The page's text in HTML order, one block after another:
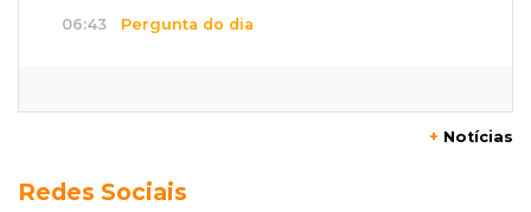
06:43 Pergunta do dia
MP vai investigar adesão a programa de
+ Notícias
Redes Sociais